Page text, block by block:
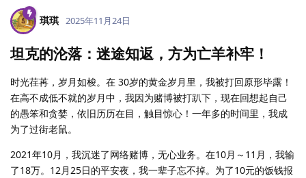
琪琪 2025年11月24日
坦克的沦落：迷途知返，方为亡羊补牢！
时光荏苒，岁月如梭。在 30岁的黄金岁月里，我被打回原形毕露！
在高不成低不就的岁月中，我因为赌博被打趴下，现在回想起自己
的愚笨和贪婪，依旧历历在目，触目惊心！一年多的时间里，我成
为了过街老鼠。
2021年10月，我沉迷了网络赌博，无心业务。在10月～11月，我输
了18万。12月25日的平安夜，我一辈子忘不掉。为了10元的饭钱报